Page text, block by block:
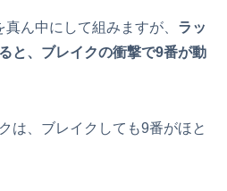
ん中にして組みますが、 ラッ
と、ブレイクの衝撃で9番が動
は、ブレイクしても9番がほと